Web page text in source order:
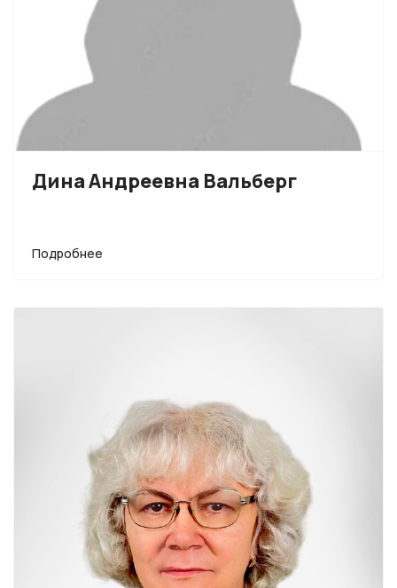
Дина Андреевна Вальберг
Подробнее